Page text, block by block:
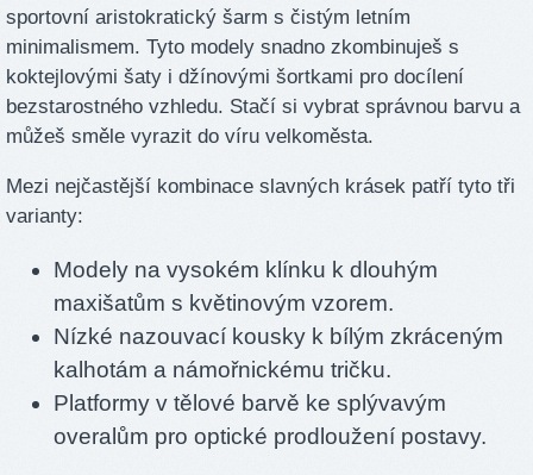
sportovní aristokratický šarm s čistým letním
minimalismem. Tyto modely snadno zkombinuješ s
koktejlovými šaty i džínovými šortkami pro docílení
bezstarostného vzhledu. Stačí si vybrat správnou barvu a
můžeš směle vyrazit do víru velkoměsta.
Mezi nejčastější kombinace slavných krásek patří tyto tři
varianty:
Modely na vysokém klínku k dlouhým
maxišatům s květinovým vzorem.
Nízké nazouvací kousky k bílým zkráceným
kalhotám a námořnickému tričku.
Platformy v tělové barvě ke splývavým
overalům pro optické prodloužení postavy.